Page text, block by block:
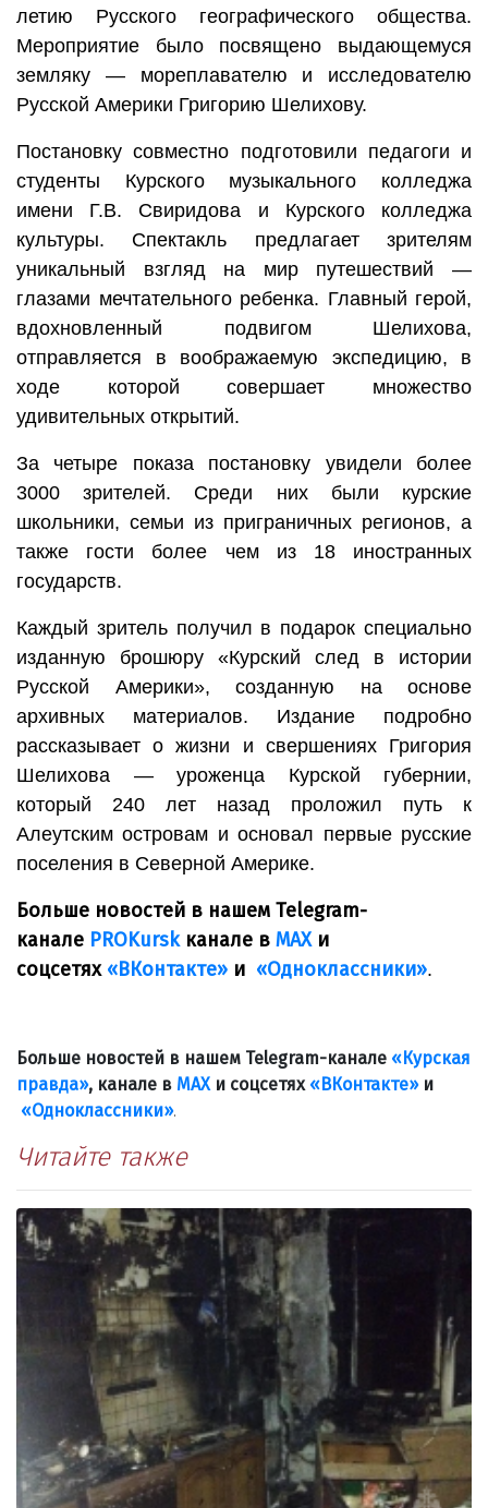
летию Русского географического общества.
Мероприятие было посвящено выдающемуся
земляку — мореплавателю и исследователю
Русской Америки Григорию Шелихову.
Постановку совместно подготовили педагоги и
студенты Курского музыкального колледжа
имени Г.В. Свиридова и Курского колледжа
культуры. Спектакль предлагает зрителям
уникальный взгляд на мир путешествий —
глазами мечтательного ребенка. Главный герой,
вдохновленный подвигом Шелихова,
отправляется в воображаемую экспедицию, в
ходе которой совершает множество
удивительных открытий.
За четыре показа постановку увидели более
3000 зрителей. Среди них были курские
школьники, семьи из приграничных регионов, а
также гости более чем из 18 иностранных
государств.
Каждый зритель получил в подарок специально
изданную брошюру «Курский след в истории
Русской Америки», созданную на основе
архивных материалов. Издание подробно
рассказывает о жизни и свершениях Григория
Шелихова — уроженца Курской губернии,
который 240 лет назад проложил путь к
Алеутским островам и основал первые русские
поселения в Северной Америке.
Больше новостей в нашем Telegram-
канале PROKurskканале в МАХи
соцсетях «ВКонтакте» и «Одноклассники».
Больше новостей в нашем Telegram-канале «Курская
правда», канале в МАХ и соцсетях «ВКонтакте»и
«Одноклассники».
Читайте также